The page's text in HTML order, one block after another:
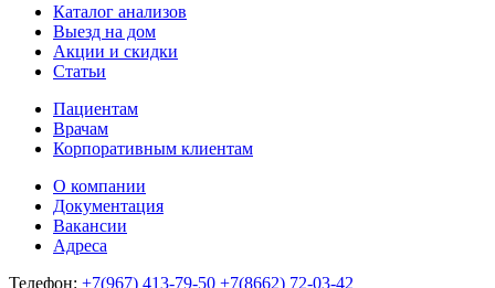
Каталог анализов
Выезд на дом
Акции и скидки
Статьи
Пациентам
Врачам
Корпоративным клиентам
О компании
Документация
Вакансии
Адреса
Телефон: +7(967) 413-79-50 +7(8662) 72-03-42